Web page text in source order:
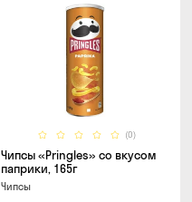
(0)
Чипсы «Pringles» со вкусом
паприки, 165г
Чипсы